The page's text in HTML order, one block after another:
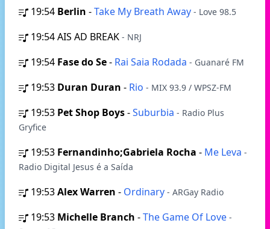
19:54 Berlin -Take My Breath Away - Love 98.5
19:54AIS AD BREAK - NRJ
19:54 Fase do Se- Rai Saia Rodada - Guanaré FM
19:53 Duran Duran - Rio - MIX 93.9 / WPSZ-FM
19:53 Pet Shop Boys-Suburbia - Radio Plus
Gryfice
19:53 Fernandinho;Gabriela Rocha - Me Leva -
Radio Digital Jesus é a Saída
19:53Alex Warren - Ordinary - ARGay Radio
19:53 Michelle Branch -The Game Of Love -